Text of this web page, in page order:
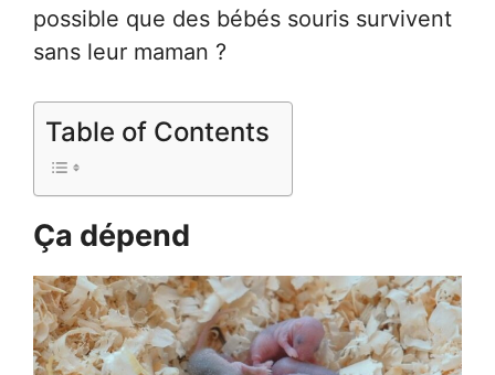
possible que des bébés souris survivent
sans leur maman ?
Table of Contents
Ça dépend